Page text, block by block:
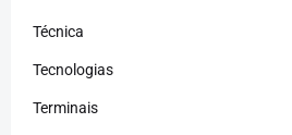
Técnica
Tecnologias
Terminais